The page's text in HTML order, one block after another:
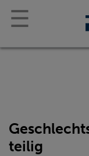
☰
teilig